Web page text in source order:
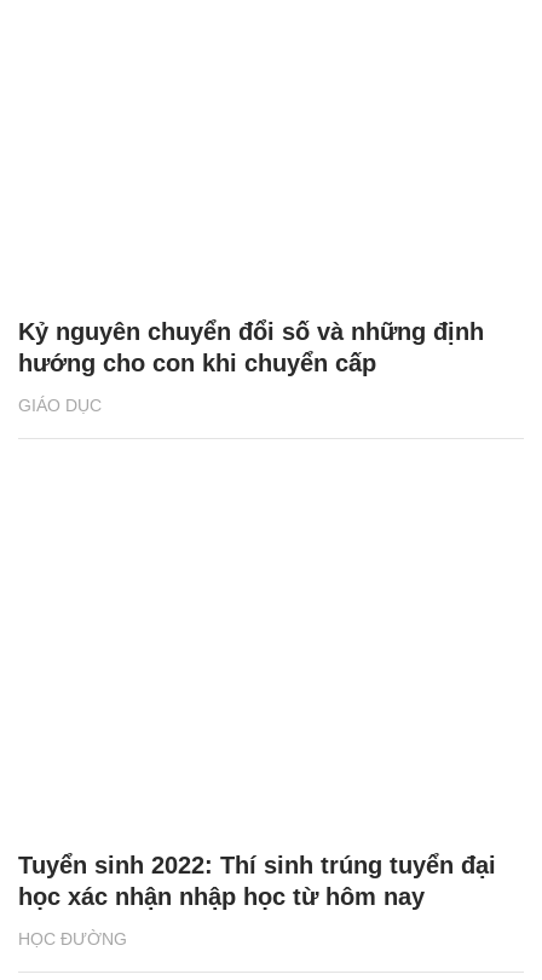
GIÁO DỤC
Kỷ nguyên chuyển đổi số và những định
hướng cho con khi chuyển cấp
HỌC ĐƯỜNG
Tuyển sinh 2022: Thí sinh trúng tuyển đại
học xác nhận nhập học từ hôm nay